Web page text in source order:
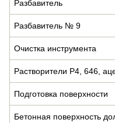
Разбавитель
Разбавитель № 9
Очистка инструмента
Растворители Р4, 646,
Подготовка поверхности
Бетонная поверхность